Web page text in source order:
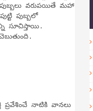
వరుపయితే మహా
పుబ్బలో
సూచిస్తాయి.
ప్రవేశించే నాటికి వానలు